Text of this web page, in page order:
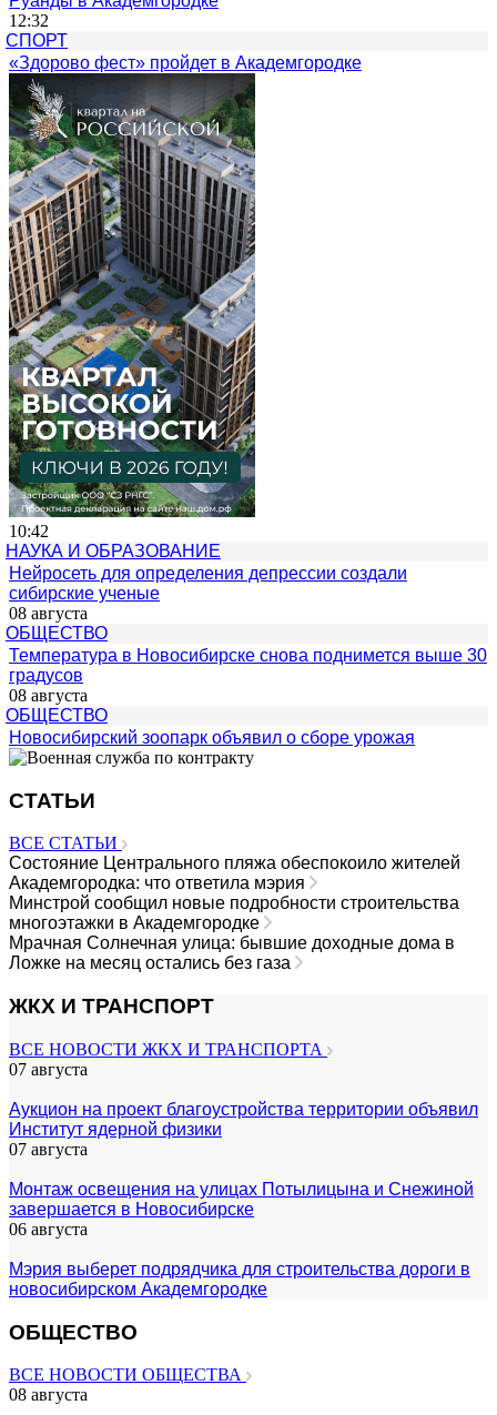
12:32
СПОРТ
«Здорово фест» пройдет в Академгородке
10:42
НАУКА И ОБРАЗОВАНИЕ
Нейросеть для определения депрессии создали
сибирские ученые
08 августа
ОБЩЕСТВО
Температура в Новосибирске снова поднимется выше 30
градусов
08 августа
ОБЩЕСТВО
Новосибирский зоопарк объявил о сборе урожая
СТАТЬИ
ВСЕ СТАТЬИ
Состояние Центрального пляжа обеспокоило жителей
Академгородка: что ответила мэрия
Минстрой сообщил новые подробности строительства
многоэтажки в Академгородке
Мрачная Солнечная улица: бывшие доходные дома в
Ложке на месяц остались без газа
ЖКХ И ТРАНСПОРТ
ВСЕ НОВОСТИ ЖКХ И ТРАНСПОРТА
07 августа
Аукцион на проект благоустройства территории объявил
Институт ядерной физики
07 августа
Монтаж освещения на улицах Потылицына и Снежиной
завершается в Новосибирске
06 августа
Мэрия выберет подрядчика для строительства дороги в
новосибирском Академгородке
ОБЩЕСТВО
ВСЕ НОВОСТИ ОБЩЕСТВА
08 августа